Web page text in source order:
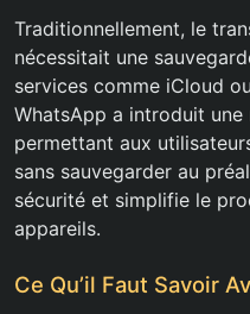
Traditionnellement, le
nécessitait une
services comme iCloud
WhatsApp a introduit
permettant aux
sans sauvegarder au
sécurité et simplifie le
appareils.
Ce Qu’il Faut Savoir